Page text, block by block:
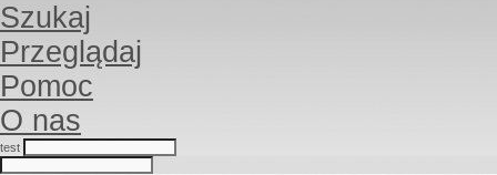
Szukaj
Przeglądaj
Pomoc
O nas
test